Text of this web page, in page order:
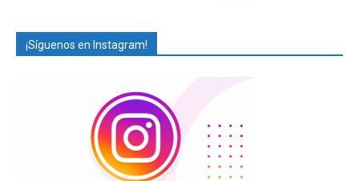
¡Síguenos en Instagram!